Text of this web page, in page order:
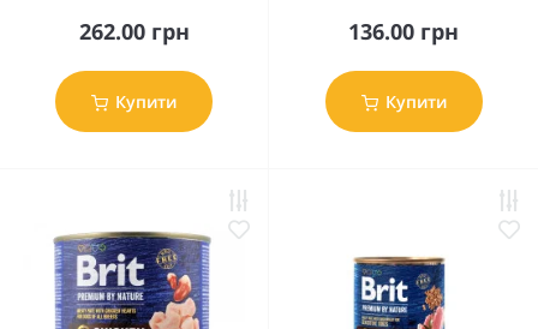
262.00 грн
Купити
136.00 грн
Купити